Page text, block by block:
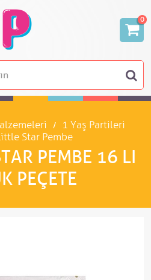
0
1 Yaş Partileri
Star Pembe
PEMBE 16 LI
PEÇETE